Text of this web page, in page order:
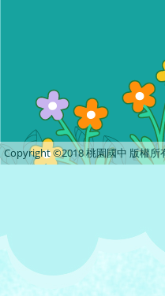
Copyright ©2018 桃園國中 版權所